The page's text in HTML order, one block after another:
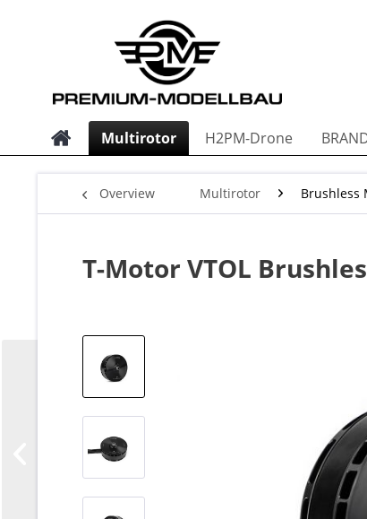
Multirotor H2PM-Drone
Overview Multirotor Brushless
T-Motor VTOL